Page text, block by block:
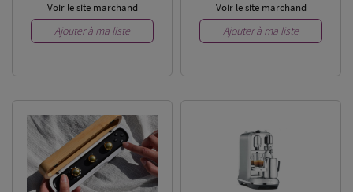
Voir le site marchand
Ajouter à ma liste
Voir le site marchand
Ajouter à ma liste